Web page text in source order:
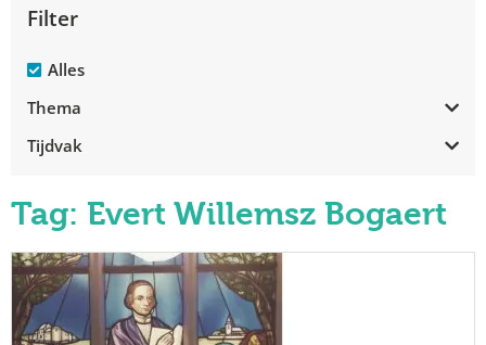
Filter
Alles
Thema
Tijdvak
Tag: Evert Willemsz Bogaert